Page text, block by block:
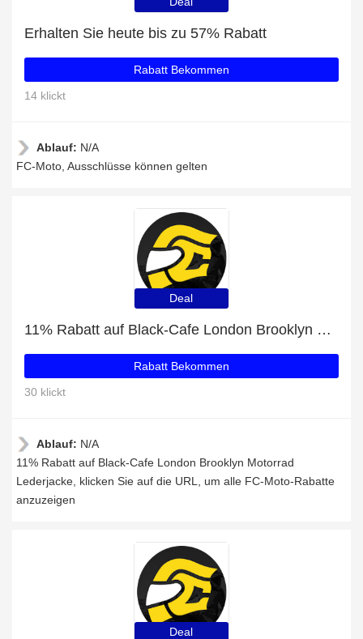
Erhalten Sie heute bis zu 57% Rabatt
Rabatt Bekommen
14 klickt
Ablauf: N/A
FC-Moto, Ausschlüsse können gelten
Deal
11% Rabatt auf Black-Cafe London Brooklyn Motorrad Lederjacke
Rabatt Bekommen
30 klickt
Ablauf: N/A
11% Rabatt auf Black-Cafe London Brooklyn Motorrad
Lederjacke, klicken Sie auf die URL, um alle FC-Moto-Rabatte
anzuzeigen
Deal